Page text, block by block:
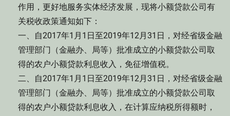
作用，更好地服务实体经济发展，现将小额贷款公司有
关税收政策通知如下：
一、自2017年1月1日至2019年12月31日，对经省级金融
管理部门（金融办、局等）批准成立的小额贷款公司取
得的农户小额贷款利息收入，免征增值税。
二、自2017年1月1日至2019年12月31日，对经省级金融
管理部门（金融办、局等）批准成立的小额贷款公司取
得的农户小额贷款利息收入，在计算应纳税所得额时，